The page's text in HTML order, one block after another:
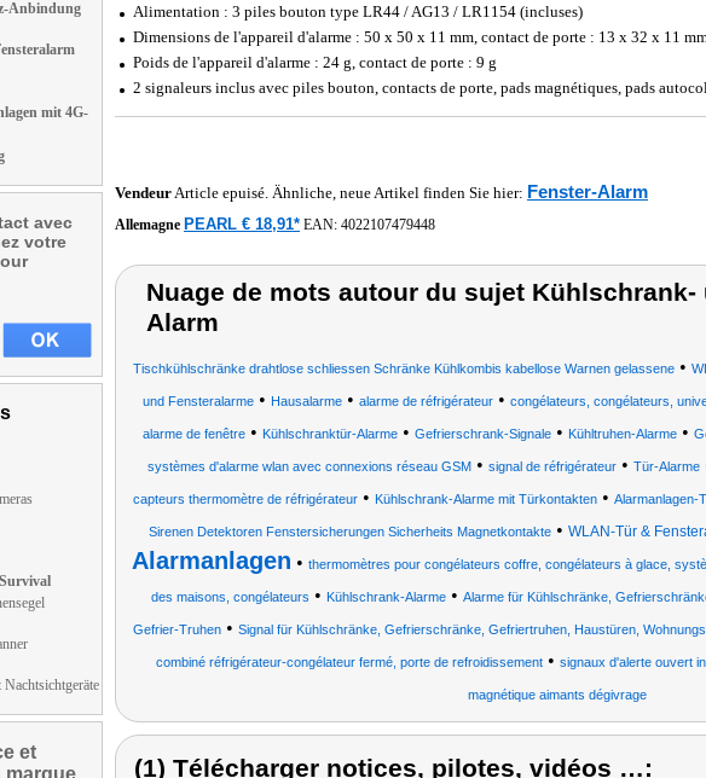
Anbindung
mit 4G-
avec
votre
et
marque
Alimentation : 3 piles bouton type LR44 / AG13 / LR1154 (incluses)
Dimensions de l'appareil d'alarme : 50 x 50 x 11 mm, contact de porte : 13 x 32 x 11
Poids de l'appareil d'alarme : 24 g, contact de porte : 9 g
2 signaleurs inclus avec piles bouton, contacts de porte, pads magnétiques, pads
VendeurArticle epuisé. Ähnliche, neue Artikel finden Sie hier: Fenster-Alarm
Allemagne PEARL € 18,91* EAN: 4022107479448
Nuage de mots autour du sujet
Alarm
Tischkühlschränke drahtlose schliessen Schränke Kühlkombis kabellose Warnen gelassene •
und Fensteralarme• Hausalarme• alarme de réfrigérateur• congélateurs, congélateurs,
alarme de fenêtre • Kühlschranktür-Alarme • Gefrierschrank-Signale • Kühltruhen-Alarme •
systèmes d'alarme wlan avec connexions réseau GSM • signal de réfrigérateur • Tür-Alarme
capteurs thermomètre de réfrigérateur• Kühlschrank-Alarme mit Türkontakten• Alarmanlagen-
Sirenen Detektoren Fenstersicherungen Sicherheits Magnetkontakte • WLAN-Tür &
Alarmanlagen • thermomètres pour congélateurs coffre, congélateurs à glace,
des maisons, congélateurs • Kühlschrank-Alarme• Alarme für Kühlschränke,
Gefrier-Truhen • Signal für Kühlschränke, Gefrierschränke, Gefriertruhen, Haustüren,
combiné réfrigérateur-congélateur fermé, porte de refroidissement• signaux d'alerte ouvert
magnétique aimants dégivrage
(1) Télécharger notices, pilotes, vidéos …: